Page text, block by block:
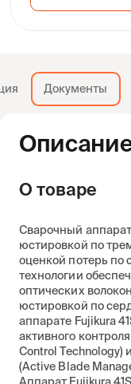
Документы
О товаре
Сварочный
юстировкой по
оценкой потерь по
технологии
оптических
юстировкой по
аппарате Fujikura
активного
Control Technology)
(Active Blade